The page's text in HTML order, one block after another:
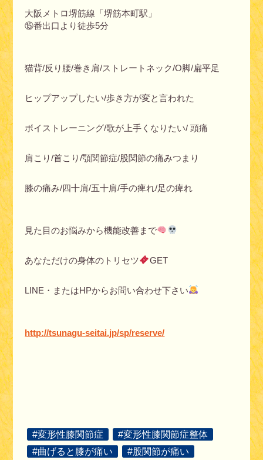
大阪メトロ堺筋線「堺筋本町駅」
⑮番出口より徒歩5分
猫背/反り腰/巻き肩/ストレートネック/O脚/扁平足
ヒップアップしたい/歩き方が変と言われた
ボイストレーニング/歌が上手くなりたい/ 頭痛
肩こり/首こり/顎関節症/股関節の痛みつまり
膝の痛み/四十肩/五十肩/手の痺れ/足の痺れ
見た目のお悩みから機能改善まで
あなただけの身体のトリセツ GET
LINE・またはHPからお問い合わせ下さい
http://tsunagu-seitai.jp/sp/reserve/
#変形性膝関節症
#変形性膝関節症整体
#曲げると膝が痛い
#股関節が痛い